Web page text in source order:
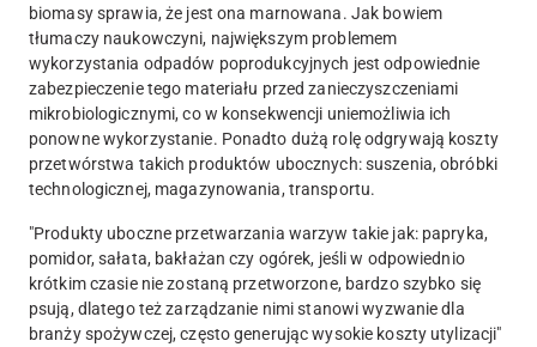
biomasy sprawia, że jest ona marnowana. Jak bowiem
tłumaczy naukowczyni, największym problemem
wykorzystania odpadów poprodukcyjnych jest odpowiednie
zabezpieczenie tego materiału przed zanieczyszczeniami
mikrobiologicznymi, co w konsekwencji uniemożliwia ich
ponowne wykorzystanie. Ponadto dużą rolę odgrywają koszty
przetwórstwa takich produktów ubocznych: suszenia, obróbki
technologicznej, magazynowania, transportu.
"Produkty uboczne przetwarzania warzyw takie jak: papryka,
pomidor, sałata, bakłażan czy ogórek, jeśli w odpowiednio
krótkim czasie nie zostaną przetworzone, bardzo szybko się
psują, dlatego też zarządzanie nimi stanowi wyzwanie dla
branży spożywczej, często generując wysokie koszty utylizacji"